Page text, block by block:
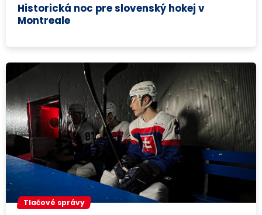
Historická noc pre slovenský hokej v
Montreale
Tlačové správy